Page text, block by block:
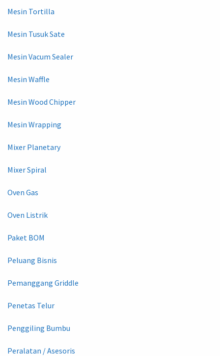
Mesin Tortilla
Mesin Tusuk Sate
Mesin Vacum Sealer
Mesin Waffle
Mesin Wood Chipper
Mesin Wrapping
Mixer Planetary
Mixer Spiral
Oven Gas
Oven Listrik
Paket BOM
Peluang Bisnis
Pemanggang Griddle
Penetas Telur
Penggiling Bumbu
Peralatan / Asesoris